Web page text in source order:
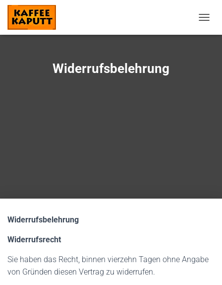
A
Widerrufsbelehrung
Widerrufsbelehrung
Widerrufsrecht
Sie haben das Recht, binnen vierzehn Tagen ohne Angabe
von Gründen diesen Vertrag zu widerrufen.